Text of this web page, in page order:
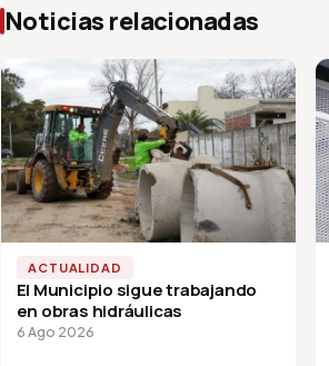
Noticias relacionadas
ACTUALIDAD
El Municipio sigue trabajando
en obras hidráulicas
6 Ago 2026